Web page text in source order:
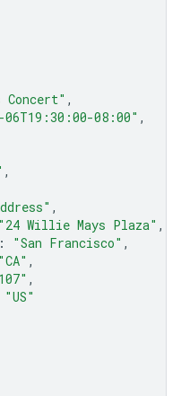
,
06T19:30:00-08:00" ,
,
,
"24 Willie Mays Plaza" ,
: "San Francisco" ,
"CA" ,
,
"US"